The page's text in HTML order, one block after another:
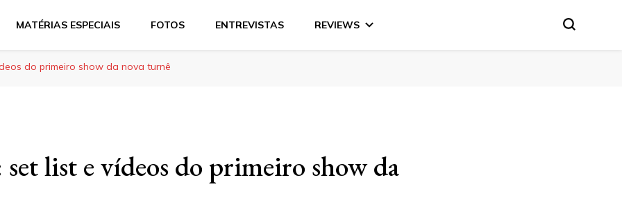
MATÉRIAS ESPECIAIS FOTOS ENTREVISTAS REVIEWS
do primeiro show da nova turnê
set list e vídeos do primeiro show da